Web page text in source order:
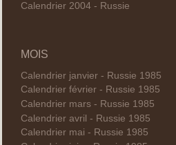
Calendrier 2004 - Russie
MOIS
Calendrier janvier - Russie 1985
Calendrier février - Russie 1985
Calendrier mars - Russie 1985
Calendrier avril - Russie 1985
Calendrier mai - Russie 1985